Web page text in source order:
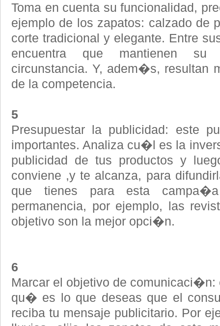
Toma en cuenta su funcionalidad,
ejemplo de los zapatos: calzado de
corte tradicional y elegante. Entre
encuentra que mantienen su
circunstancia. Y, adem�s,
de la competencia.
5
Presupuestar la publicidad: este
importantes. Analiza cu�l es la
publicidad de tus productos y
conviene ,y te alcanza, para
que tienes para esta
permanencia, por ejemplo, las
objetivo son la mejor opci�n.
6
Marcar el objetivo de comunicaci�n:
qu� es lo que deseas que el
reciba tu mensaje publicitario. Por